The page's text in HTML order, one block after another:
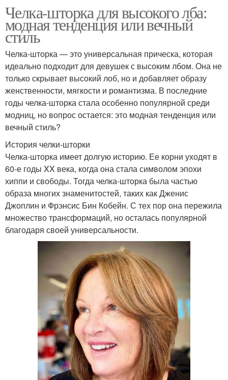
Челка-шторка для высокого лба:
модная тенденция или вечный
стиль
Челка-шторка — это универсальная прическа, которая
идеально подходит для девушек с высоким лбом. Она не
только скрывает высокий лоб, но и добавляет образу
женственности, мягкости и романтизма. В последние
годы челка-шторка стала особенно популярной среди
модниц, но вопрос остается: это модная тенденция или
вечный стиль?
История челки-шторки
Челка-шторка имеет долгую историю. Ее корни уходят в
60-е годы XX века, когда она стала символом эпохи
хиппи и свободы. Тогда челка-шторка была частью
образа многих знаменитостей, таких как Дженис
Джоплин и Фрэнсис Бин Кобейн. С тех пор она пережила
множество трансформаций, но осталась популярной
благодаря своей универсальности.